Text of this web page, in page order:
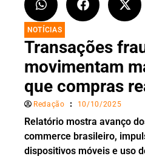
NOTÍCIAS
Transações
movimentam
que compras
Redação 10/10/2025
Relatório mostra avanço
commerce brasileiro,
dispositivos móveis e uso